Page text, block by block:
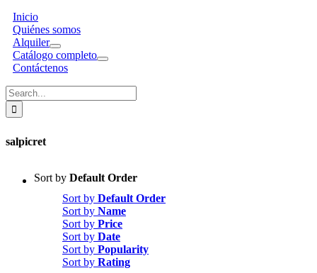
Inicio
Quiénes somos
Alquiler
Catálogo completo
Contáctenos
Search
for:
salpicret
Sort by Default Order
Sort by Default Order
Sort by Name
Sort by Price
Sort by Date
Sort by Popularity
Sort by Rating